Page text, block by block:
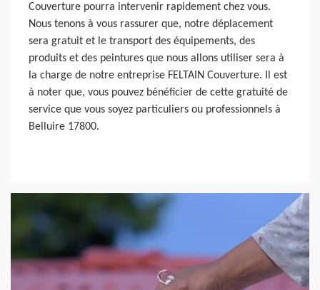
Couverture pourra intervenir rapidement chez vous.
Nous tenons à vous rassurer que, notre déplacement
sera gratuit et le transport des équipements, des
produits et des peintures que nous allons utiliser sera à
la charge de notre entreprise FELTAIN Couverture. Il est
à noter que, vous pouvez bénéficier de cette gratuité de
service que vous soyez particuliers ou professionnels à
Belluire 17800.